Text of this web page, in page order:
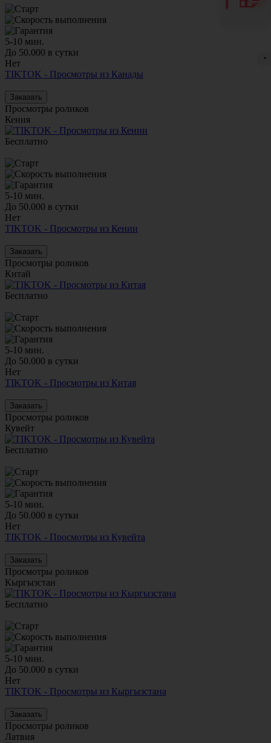
5-10 мин.
До 50.000 в сутки
Нет
TIKTOK - Просмотры из Канады
Заказать
Просмотры роликов
Кения
Бесплатно
5-10 мин.
До 50.000 в сутки
Нет
TIKTOK - Просмотры из Кении
Заказать
Просмотры роликов
Китай
Бесплатно
5-10 мин.
До 50.000 в сутки
Нет
TIKTOK - Просмотры из Китая
Заказать
Просмотры роликов
Кувейт
Бесплатно
5-10 мин.
До 50.000 в сутки
Нет
TIKTOK - Просмотры из Кувейта
Заказать
Просмотры роликов
Кыргызстан
Бесплатно
5-10 мин.
До 50.000 в сутки
Нет
TIKTOK - Просмотры из Кыргызстана
Заказать
Просмотры роликов
Латвия
●